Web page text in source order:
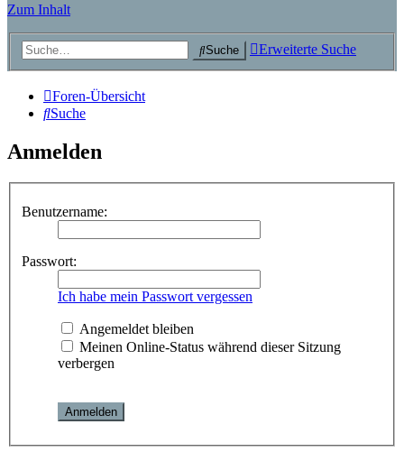
Zum Inhalt
Suche Erweiterte Suche
Foren-Übersicht
Suche
Anmelden
Benutzername:
Passwort:
Ich habe mein Passwort vergessen
Angemeldet bleiben
Meinen Online-Status während dieser Sitzung
verbergen